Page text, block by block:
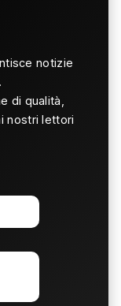
notizie
di qualità,
nostri lettori